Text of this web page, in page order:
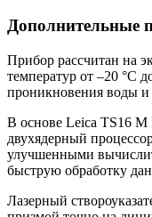
Дополнительные
Прибор рассчитан на
температур от –20 °C
проникновения воды и
В основе Leica TS16
двухядерный
улучшенными
быструю обработку
Лазерный